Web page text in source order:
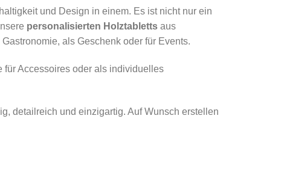
und Design in einem. Es ist nicht nur ein
personalisierten Holztabletts aus
als Geschenk oder für Events.
für Accessoires oder als individuelles
detailreich und einzigartig. Auf Wunsch erstellen